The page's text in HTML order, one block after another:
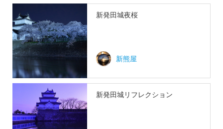
新発田城夜桜
新熊屋
新発田城リフレクション